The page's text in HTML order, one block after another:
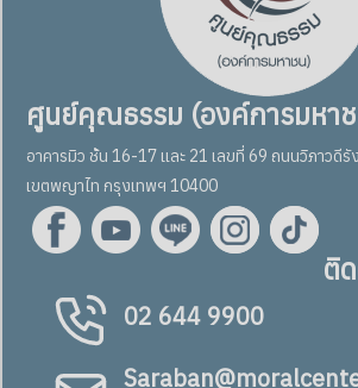
ศูนย์คุณธรรม (องค์การมหา
อาคารมิว ชั้น 16-17 และ 21 เลขที่ 69 ถนนวิภาวดีรั
เขตพญาไท กรุงเทพฯ 10400
ติ
02 644 9900